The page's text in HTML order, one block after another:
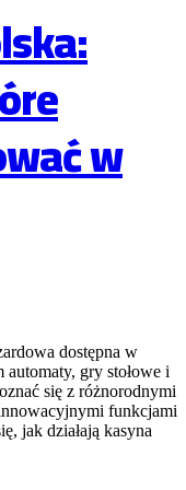
w
dostępna w
gry stołowe i
się z różnorodnymi
funkcjami
jak działają kasyna